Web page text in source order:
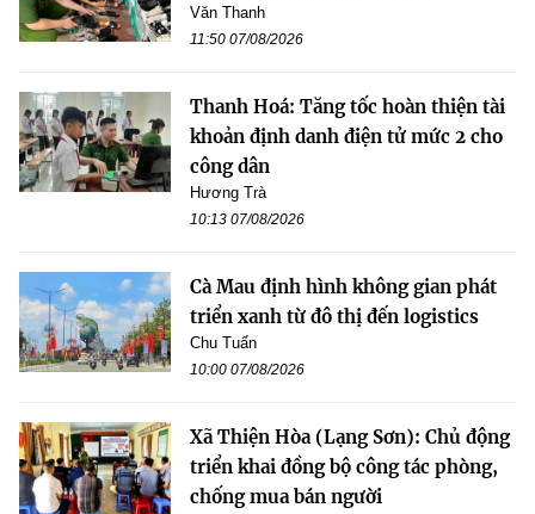
Văn Thanh
11:50 07/08/2026
Thanh Hoá: Tăng tốc hoàn thiện tài
khoản định danh điện tử mức 2 cho
công dân
Hương Trà
10:13 07/08/2026
Cà Mau định hình không gian phát
triển xanh từ đô thị đến logistics
Chu Tuấn
10:00 07/08/2026
Xã Thiện Hòa (Lạng Sơn): Chủ động
triển khai đồng bộ công tác phòng,
chống mua bán người